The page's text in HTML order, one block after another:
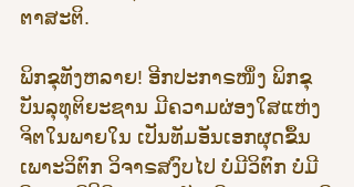
ຕາສະຕິ.
ພິກຂຸທັງຫລາຍ! ອີກປະກາຣໜຶ່ງ ພິກຂຸ
ບັນລຸທຸຕິຍະຊານ ມີຄວາມຜ່ອງໃສແຫ່ງ
ຈິຕໃນພາຍໃນ ເປັນທັມອັນເອກຜຸດຂຶ້ນ
ເພາະວິຕົກ ວິຈາຣສງົບໄປ ບໍ່ມີວິຕົກ ບໍ່ມີ